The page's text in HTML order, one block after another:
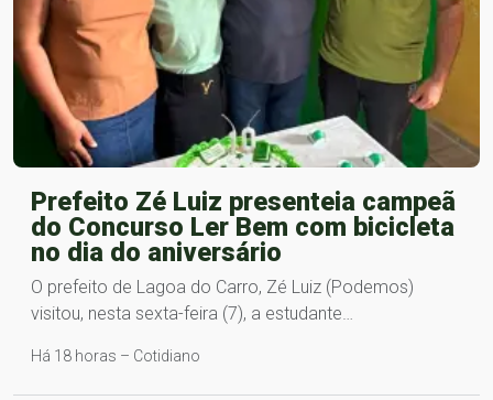
Prefeito Zé Luiz presenteia campeã
do Concurso Ler Bem com bicicleta
no dia do aniversário
O prefeito de Lagoa do Carro, Zé Luiz (Podemos)
visitou, nesta sexta-feira (7), a estudante…
Há 18 horas – Cotidiano